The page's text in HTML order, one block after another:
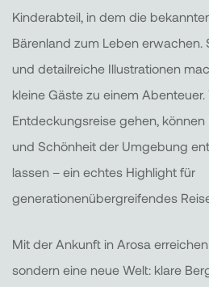
Kinderabteil, in dem die
Bärenland zum Leben erwachen.
und detailreiche Illustrationen
kleine Gäste zu einem
Entdeckungsreise gehen,
und Schönheit der Umgebung
lassen – ein echtes Highlight für
generationenübergreifendes
Mit der Ankunft in Arosa
sondern eine neue Welt: klare